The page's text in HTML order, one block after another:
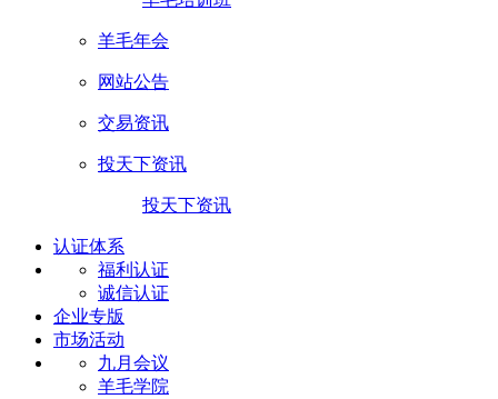
羊毛年会
网站公告
交易资讯
投天下资讯
投天下资讯
认证体系
福利认证
诚信认证
企业专版
市场活动
九月会议
羊毛学院